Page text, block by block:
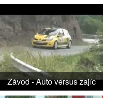
Závod - Auto versus zajíc